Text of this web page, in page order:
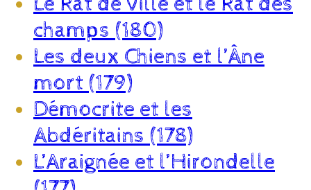
champs (180)
Les deux Chiens et l’Âne
mort (179)
Démocrite et les
Abdéritains (178)
L’Araignée et l’Hirondelle